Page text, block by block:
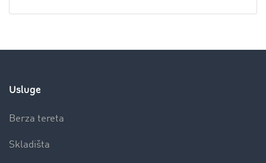
Usluge
Berza tereta
Skladišta